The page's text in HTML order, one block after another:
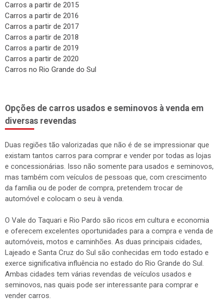
Carros a partir de 2015
Carros a partir de 2016
Carros a partir de 2017
Carros a partir de 2018
Carros a partir de 2019
Carros a partir de 2020
Carros no Rio Grande do Sul
Opções de carros usados e seminovos à venda em
diversas revendas
Duas regiões tão valorizadas que não é de se impressionar que
existam tantos carros para comprar e vender por todas as lojas
e concessionárias. Isso não somente para usados e seminovos,
mas também com veículos de pessoas que, com crescimento
da família ou de poder de compra, pretendem trocar de
automóvel e colocam o seu à venda.
O Vale do Taquari e Rio Pardo são ricos em cultura e economia
e oferecem excelentes oportunidades para a compra e venda de
automóveis, motos e caminhões. As duas principais cidades,
Lajeado e Santa Cruz do Sul são conhecidas em todo estado e
exerce significativa influência no estado do Rio Grande do Sul.
Ambas cidades tem várias revendas de veículos usados e
seminovos, nas quais pode ser interessante para comprar e
vender carros.